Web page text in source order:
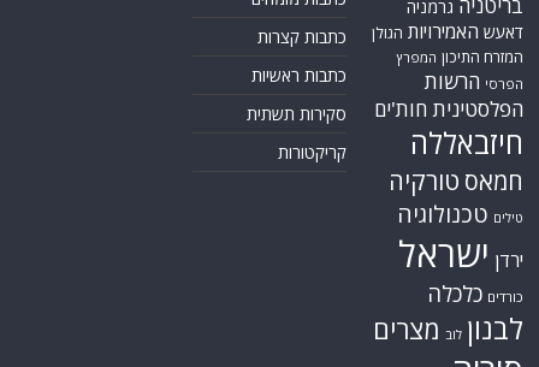
גרמניה
דאעש האמירויות הגולן
המזרח התיכון המפרץ
הפרסי הרשות
הפלסטינית חות'ים
חיזבאללה
חמאס טורקיה
טילים טכנולוגיה
ירדן ישראל
כורדים כלכלה
לבנון לוב מצרים
כתבות קצרות
כתבות ראשיות
סקירות תשתית
קריקטורות